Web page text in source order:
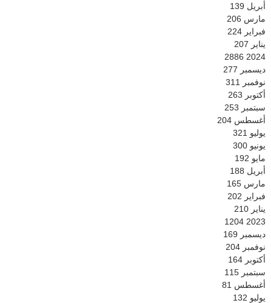
أبريل 139
مارس 206
فبراير 224
يناير 207
2024
2886
ديسمبر 277
نوفمبر
311
أكتوبر 263
سبتمبر 253
أغسطس 204
يوليو 321
يونيو 300
مايو 192
أبريل 188
مارس 165
فبراير 202
يناير 210
2023
1204
ديسمبر 169
نوفمبر 204
أكتوبر 164
سبتمبر 115
أغسطس 81
يوليو 132